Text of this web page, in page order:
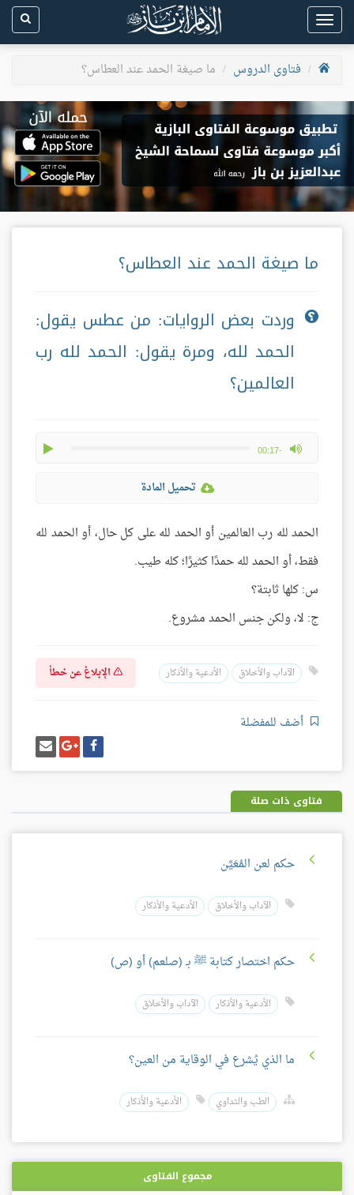
Toggle
navigation
فتاوى الدروس
ما صيغة الحمد عند العطاس؟
ما صيغة الحمد عند العطاس؟
وردت بعض الروايات: من عطس يقول:
الحمد لله، ومرة يقول: الحمد لله رب
العالمين؟
-00:17
max volume
تحميل المادة
الحمد لله رب العالمين أو الحمد لله على كل حال، أو الحمد لله
فقط، أو الحمد لله حمدًا كثيرًا؛ كله طيب.
س: كلها ثابتة؟
ج: لا، ولكن جنس الحمد مشروع.
الآداب والأخلاق الأدعية والأذكار الإبلاغ عن خطأ
أضف للمفضلة
شارك
على
فيسبوك
شارك
على
غوغل
بلس
إرسل
إيميل
فتاوى ذات صلة
حكم لعن المُعَيَّن
الآداب والأخلاق الأدعية والأذكار
حكم اختصار كتابة ﷺ بـ (صلعم) أو (ص)
الأدعية والأذكار الآداب والأخلاق
ما الذي يُشرع في الوقاية من العين؟
الطب والتداوي الأدعية والأذكار
مجموع الفتاوى